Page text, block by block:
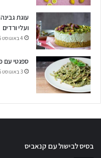
עוגת
ועלי ורדים
4 באוגוסט 2025
ספגטי עם
3 באוגוסט 2025
בסיס לבישול עם קנאביס